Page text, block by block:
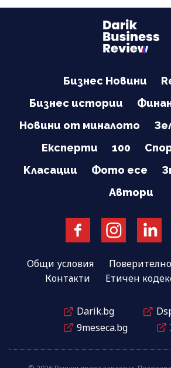
Бизнес Новини
Бизнес истории
Новини от миналото
Експерти
100
Класации
Фото есе
Автори
Общи условия
Контакти
Етичен
Darik.bg
9meseca.bg